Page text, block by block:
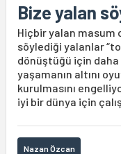
Bize yalan
Hiçbir yalan masum
söylediği yalanlar
dönüştüğü için
yaşamanın altını
kurulmasını
iyi bir dünya için
Nazan Özcan